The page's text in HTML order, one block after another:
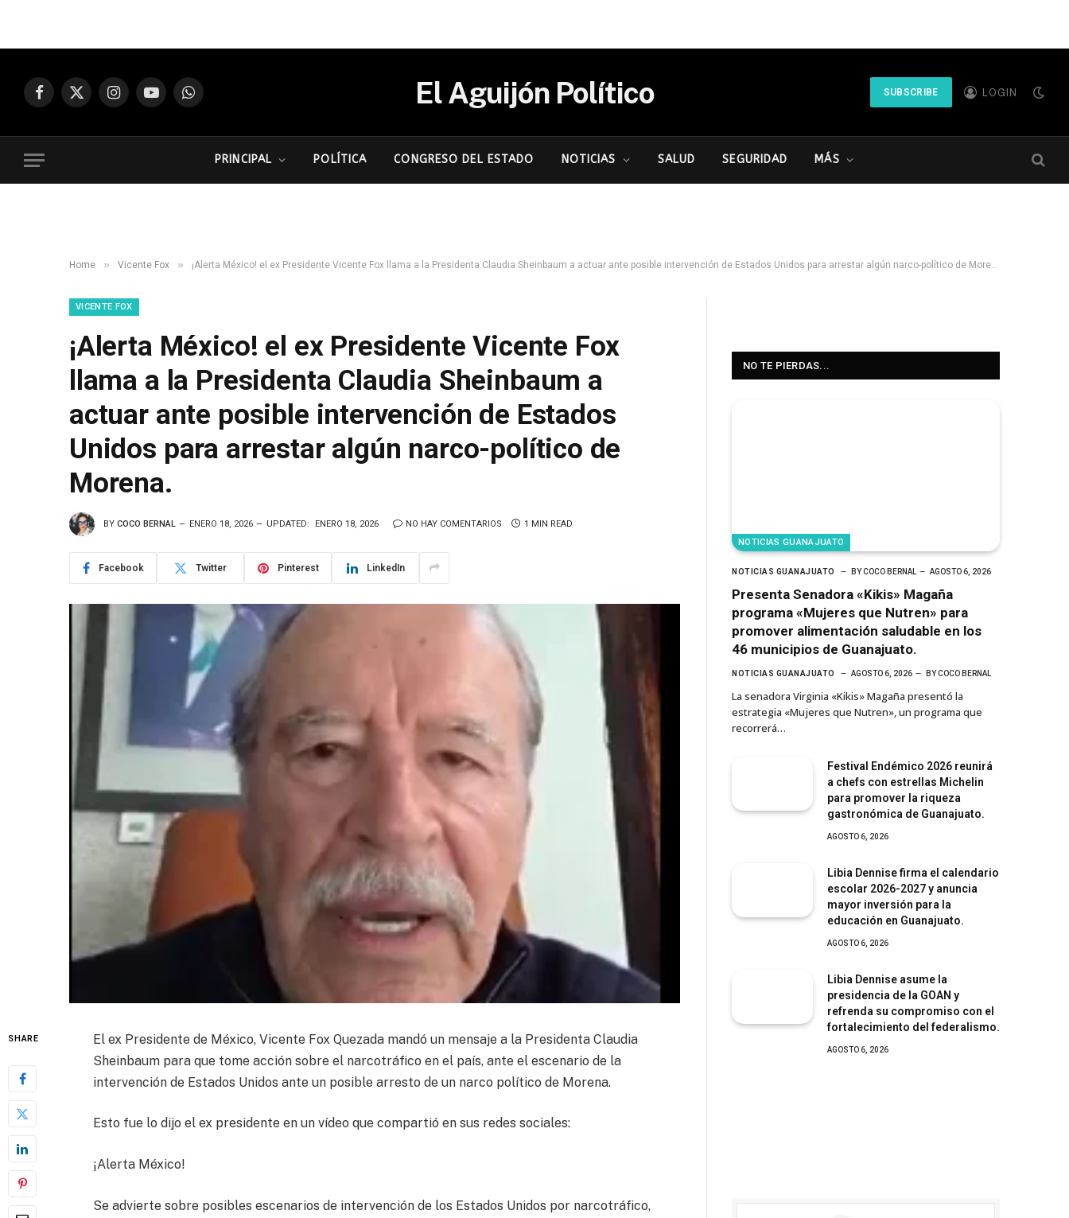
Facebook
X
InstagramYouTubeWhatsApp El Aguijón Político SUBSCRIBE LOGIN
PRINCIPAL POLÍTICA CONGRESO DEL ESTADO NOTICIAS SALUD SEGURIDAD MÁS
Home » Vicente Fox » ¡Alerta México! el ex Presidente Vicente Fox llama a la Presidenta Claudia Sheinbaum a actuar ante posible intervención de Estados Unidos para arrestar algún narco-político de Morena.
VICENTE FOX
¡Alerta México! el ex Presidente Vicente Fox
llama a la Presidenta Claudia Sheinbaum a
actuar ante posible intervención de Estados
Unidos para arrestar algún narco-político de
Morena.
BY COCO BERNAL ENERO 18, 2026 UPDATED: ENERO 18, 2026 NO HAY COMENTARIOS 1 MIN READ
Facebook Twitter Pinterest LinkedIn
SHARE
El ex Presidente de México, Vicente Fox Quezada mandó un mensaje a la Presidenta Claudia
Sheinbaum para que tome acción sobre el narcotráfico en el país, ante el escenario de la
intervención de Estados Unidos ante un posible arresto de un narco político de Morena.
Esto fue lo dijo el ex presidente en un vídeo que compartió en sus redes sociales:
¡Alerta México!
Se advierte sobre posibles escenarios de intervención de los Estados Unidos por narcotráfico,
NO TE PIERDAS...
NOTICIAS GUANAJUATO
NOTICIAS GUANAJUATO BY COCO BERNAL AGOSTO 6, 2026
Presenta Senadora «Kikis» Magaña
programa «Mujeres que Nutren» para
promover alimentación saludable en los
46 municipios de Guanajuato.
NOTICIAS GUANAJUATO AGOSTO 6, 2026 BY COCO BERNAL
La senadora Virginia «Kikis» Magaña presentó la
estrategia «Mujeres que Nutren», un programa que
recorrerá…
Festival Endémico 2026 reunirá
a chefs con estrellas Michelin
para promover la riqueza
gastronómica de Guanajuato.
AGOSTO 6, 2026
Libia Dennise firma el calendario
escolar 2026-2027 y anuncia
mayor inversión para la
educación en Guanajuato.
AGOSTO 6, 2026
Libia Dennise asume la
presidencia de la GOAN y
refrenda su compromiso con el
fortalecimiento del federalismo.
AGOSTO 6, 2026